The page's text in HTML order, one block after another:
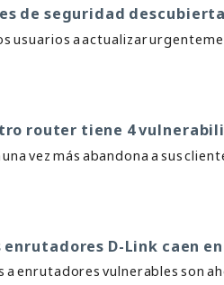
de seguridad
usuarios a actualizar
router tiene 4
vez más abandona a sus
enrutadores D-Link caen
a enrutadores vulnerables son